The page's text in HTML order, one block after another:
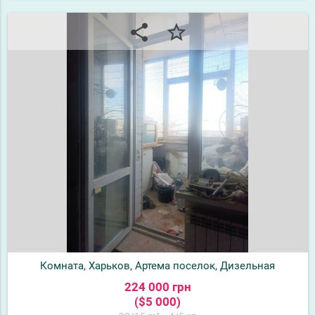
share star_border
Комната, Харьков, Артема поселок, Дизельная
224 000 грн
($5 000)